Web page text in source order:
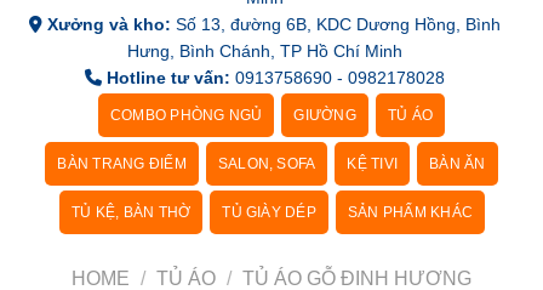
Xưởng và kho: Số 13, đường 6B, KDC Dương Hồng, Bình
Hưng, Bình Chánh, TP Hồ Chí Minh
Hotline tư vấn: 0913758690 - 0982178028
COMBO PHÒNG NGỦ GIƯỜNG TỦ ÁO
BÀN TRANG ĐIỂM SALON, SOFA KỆ TIVI BÀN ĂN
TỦ KỆ, BÀN THỜ TỦ GIÀY DÉP SẢN PHẨM KHÁC
HOME / TỦ ÁO / TỦ ÁO GỖ ĐINH HƯƠNG